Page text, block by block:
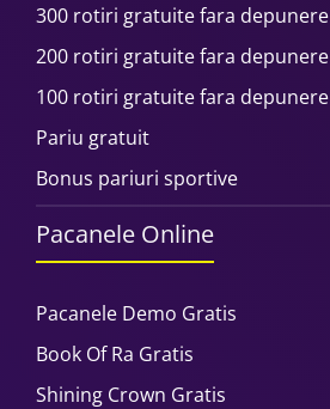
300 rotiri gratuite fara depunere
200 rotiri gratuite fara depunere
100 rotiri gratuite fara depunere
Pariu gratuit
Bonus pariuri sportive
Pacanele Online
Pacanele Demo Gratis
Book Of Ra Gratis
Shining Crown Gratis